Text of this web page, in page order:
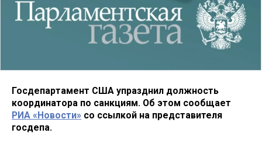
Госдепартамент США упразднил должность
координатора по санкциям. Об этом сообщает
РИА «Новости» со ссылкой на представителя
госдепа.